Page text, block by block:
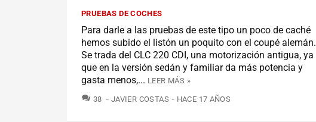
PRUEBAS DE COCHES
Para darle a las pruebas de este tipo un poco de caché
hemos subido el listón un poquito con el coupé alemán.
Se trada del CLC 220 CDI, una motorización antigua, ya
que en la versión sedán y familiar da más potencia y
gasta menos,... LEER MÁS »
38 COMENTARIOS
JAVIER COSTAS HACE 17 AÑOS